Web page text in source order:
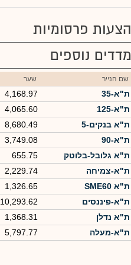
הצעות פרסומיות
מדדים נוספים
שם הנייר שער
ת"א-35 4,168.97
ת"א-125
4,065.60
ת"א בנקים-5
8,680.49
ת"א-90
3,749.08
ת"א גלובל-בלוטק
655.75
ת"א-צמיחה
2,229.74
ת"א SME60
1,326.65
ת"א-פיננסים
10,293.62
ת"א נדלן
1,368.31
ת"א-מעלה
5,797.77